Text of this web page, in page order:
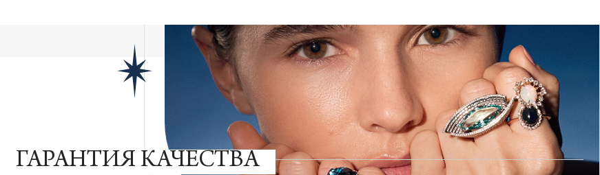
ГАРАНТИЯ КАЧЕСТВА